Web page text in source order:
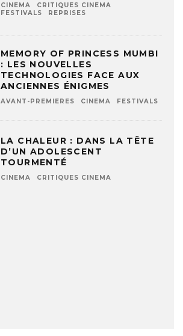
CINEMA
CRITIQUES CINEMA
FESTIVALS
REPRISES
MEMORY OF PRINCESS MUMBI
: LES NOUVELLES
TECHNOLOGIES FACE AUX
ANCIENNES ÉNIGMES
AVANT-PREMIERES CINEMA FESTIVALS
LA CHALEUR : DANS LA TÊTE
D’UN ADOLESCENT
TOURMENTÉ
CINEMA CRITIQUES CINEMA